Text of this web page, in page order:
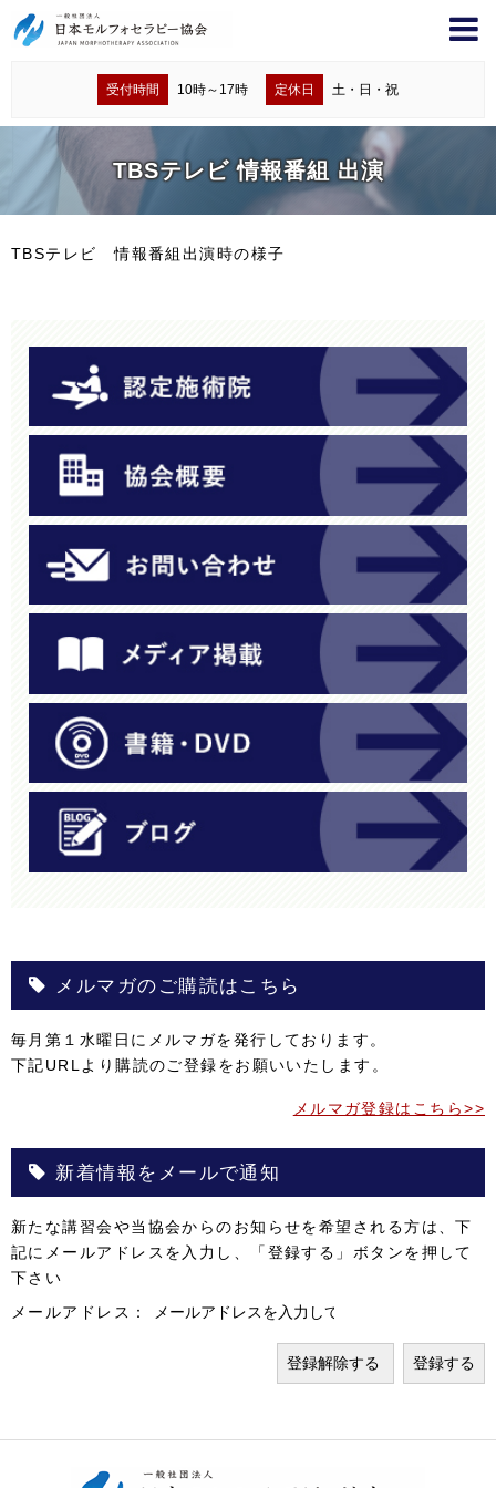
受付時間 10時～17時 定休日 土・日・祝
TBSテレビ 情報番組 出演
TBSテレビ 情報番組出演時の様子
メルマガのご購読はこちら
毎月第１水曜日にメルマガを発行しております。
下記URLより購読のご登録をお願いいたします。
メルマガ登録はこちら>>
新着情報をメールで通知
新たな講習会や当協会からのお知らせを希望される方は、下
記にメールアドレスを入力し、「登録する」ボタンを押して
下さい
メールアドレス：